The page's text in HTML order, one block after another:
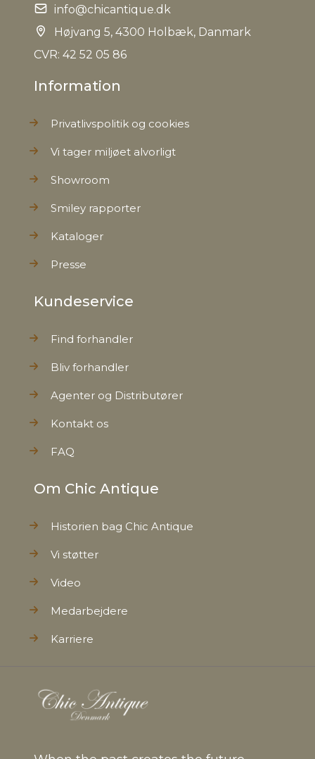
Tariffnumber 9505101000
info@chicantique.dk
Højvang 5, 4300 Holbæk, Danmark
CVR: 42 52 05 86
Information
Privatlivspolitik og cookies
Vi tager miljøet alvorligt
Showroom
Smiley rapporter
Kataloger
Presse
Kundeservice
Find forhandler
Bliv forhandler
Agenter og Distributører
Kontakt os
FAQ
Om Chic Antique
Historien bag Chic Antique
Vi støtter
Video
Medarbejdere
Karriere